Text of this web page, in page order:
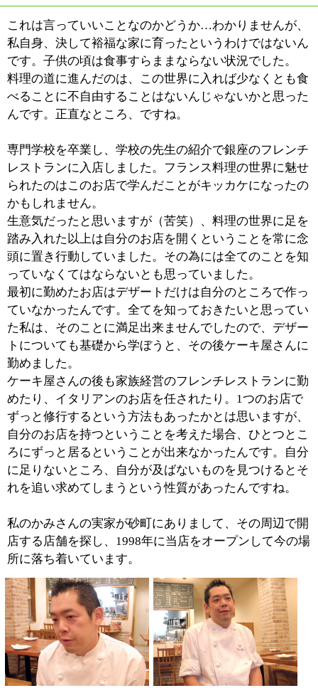
めたり、イタリアンのお店を任されたり。1つのお店で
ずっと修行するという方法もあったかとは思いますが、
自分のお店を持つということを考えた場合、ひとつとこ
ろにずっと居るということが出来なかったんです。自分
に足りないところ、自分が及ばないものを見つけるとそ
れを追い求めてしまうという性質があったんですね。
私のかみさんの実家が砂町にありまして、その周辺で開
■お店を営業するにあたり、心掛けていること
をお聞かせください。
料理屋としてお料理をお出しする以上、美味しいという
のは当たり前のことだと思っています。それを前提にし
た上でその次は何か？となると、それはタイミングだと
思うんです。
温かいものは温かくなければいけないし、冷たいものは
より冷たくなければならない。そのお料理を一番美味し
い状態でお客様に味わっていただけるよう心掛けていま
す。
「あの席のお客様は前菜が終わりそうだ。もうメインを
お出ししないと」。お料理を出すタイミングを判断し、
全てのお料理を自分で手掛けるにはいまの席数（25席）
がギリギリというところです。
お客様が余計な気をもむことなく食事を楽しんでいただ
けるよう、常に心を配っていきたいと思っています。
「自分の眼で食材を選び、メ
ニューを考えてこそ料理人で
ある」。お世話になった先輩
です。
築地が近いという利点を活か
し、魚介類に関しては毎回私
が市場に赴き、その日の朝絞めたものを使用していま
す。電話で注文をしても届けてはもらえるんですが、性
分なんでしょうね、それでは納得がいかないんです（苦
笑）。味付けは新鮮な素材の味を活かすためシンプルな
味付けを心掛けています。